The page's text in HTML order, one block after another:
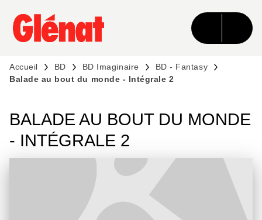
MENU RECHERCHE CONTENU
PIED DE PAGE
Accueil BD BD Imaginaire
BD - Fantasy
Balade au bout du monde - Intégrale 2
BALADE AU BOUT DU MONDE
- INTÉGRALE 2